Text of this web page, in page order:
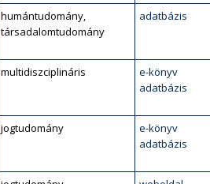
humántudomány,
társadalomtudomány
adatbázis
multidiszciplináris
e-könyv
adatbázis
jogtudomány
e-könyv
adatbázis